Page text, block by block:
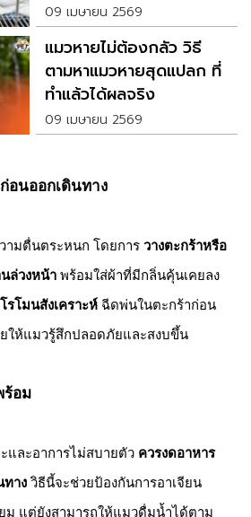
09 เมษายน 2569
แมวหายไม่ต้องกลัว วิธี
ตามหาแมวหายสุดแปลก ที่
ทำแล้วได้ผลจริง
09 เมษายน 2569
อนออกเดินทาง
ามตื่นตระหนก โดยการ วางตะกร้าหรือ
นล่วงหน้า พร้อมใส่ผ้าที่มีกลิ่นคุ้นเคยลง
รโมนสังเคราะห์ ฉีดพ่นในตะกร้าก่อน
ยให้แมวรู้สึกปลอดภัยและสงบขึ้น
ร้อม
และอาการไม่สบายตัว ควรงดอาหาร
ทาง วิธีนี้จะช่วยป้องกันการอาเจียน
ม แต่ยังสามารถให้แมวดื่มน้ำได้ตาม